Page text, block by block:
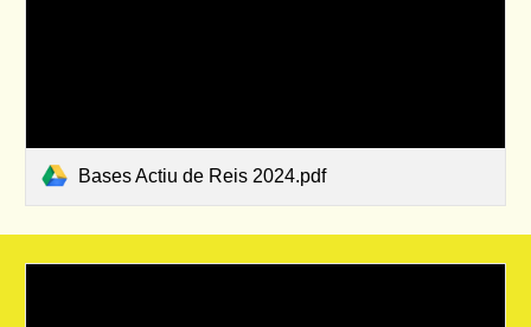
Bases Actiu de Reis 2024.pdf